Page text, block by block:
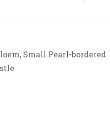
Small Pearl-bordered